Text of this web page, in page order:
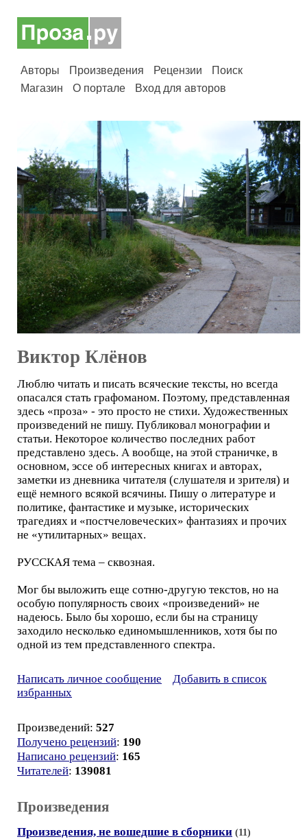
Авторы Произведения Рецензии
Поиск
Магазин
О портале Вход для авторов
Виктор Клёнов
Люблю читать и писать всяческие тексты, но всегда
опасался стать графоманом. Поэтому, представленная
здесь «проза» - это просто не стихи. Художественных
произведений не пишу. Публиковал монографии и
статьи. Некоторое количество последних работ
представлено здесь. А вообще, на этой страничке, в
основном, эссе об интересных книгах и авторах,
заметки из дневника читателя (слушателя и зрителя) и
ещё немного всякой всячины. Пишу о литературе и
политике, фантастике и музыке, исторических
трагедиях и «постчеловеческих» фантазиях и прочих
не «утилитарных» вещах.
РУССКАЯ тема – сквозная.
Мог бы выложить еще сотню-другую текстов, но на
особую популярность своих «произведений» не
надеюсь. Было бы хорошо, если бы на страницу
заходило несколько единомышленников, хотя бы по
одной из тем представленного спектра.
Написать личное сообщение
Добавить в список
избранных
Произведений: 527
Получено рецензий: 190
Написано рецензий: 165
Читателей: 139081
Произведения
Произведения, не вошедшие в сборники (11)